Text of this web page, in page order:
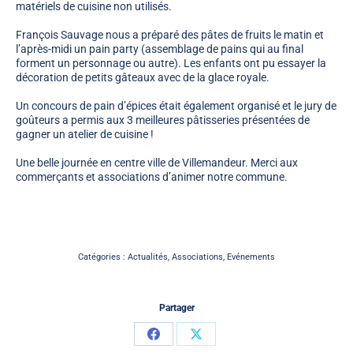
matériels de cuisine non utilisés.
François Sauvage nous a préparé des pâtes de fruits le matin et
l’après-midi un pain party (assemblage de pains qui au final
forment un personnage ou autre). Les enfants ont pu essayer la
décoration de petits gâteaux avec de la glace royale.
Un concours de pain d’épices était également organisé et le jury de
goûteurs a permis aux 3 meilleures pâtisseries présentées de
gagner un atelier de cuisine !
Une belle journée en centre ville de Villemandeur. Merci aux
commerçants et associations d’animer notre commune.
Catégories : Actualités, Associations, Evénements
Partager
PartagerPartager